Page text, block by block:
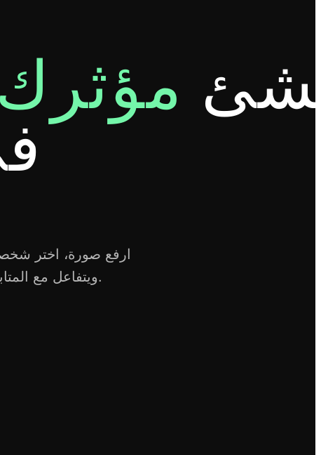
ارفع صورة، اختر
ويتفاعل مع المتابعين ويكسب الرموز — كل شيء على الطيار الآلي.